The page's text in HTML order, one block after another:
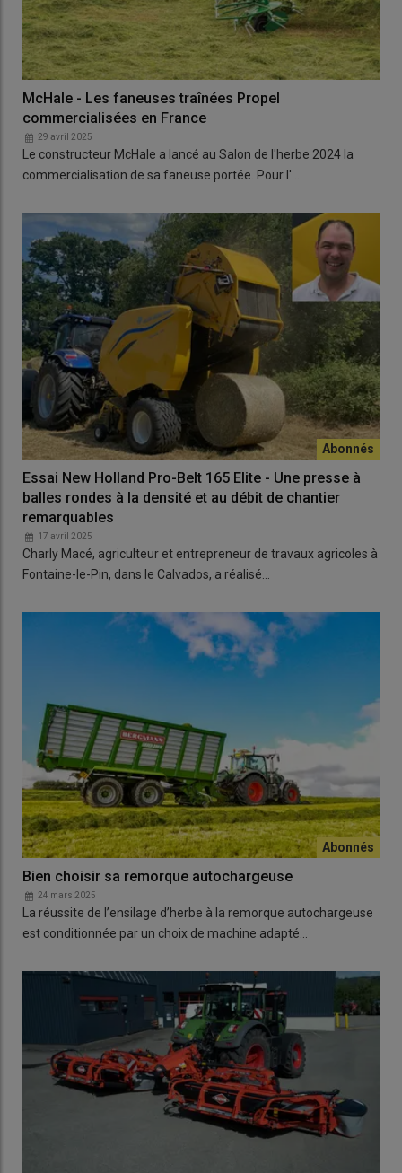
McHale - Les faneuses traînées Propel
commercialisées en France
29 avril 2025
Le constructeur McHale a lancé au Salon de l'herbe 2024 la
commercialisation de sa faneuse portée. Pour l'…
Essai New Holland Pro-Belt 165 Elite - Une presse à
balles rondes à la densité et au débit de chantier
remarquables
17 avril 2025
Charly Macé, agriculteur et entrepreneur de travaux agricoles à
Fontaine-le-Pin, dans le Calvados, a réalisé…
Bien choisir sa remorque autochargeuse
24 mars 2025
La réussite de l’ensilage d’herbe à la remorque autochargeuse
est conditionnée par un choix de machine adapté…